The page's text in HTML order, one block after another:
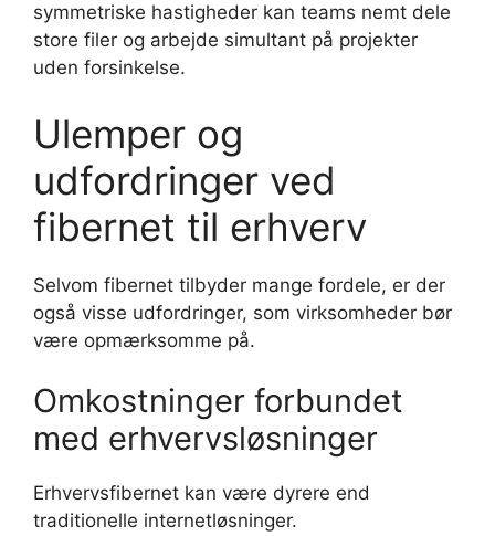
symmetriske hastigheder kan teams nemt dele
store filer og arbejde simultant på projekter
uden forsinkelse.
Ulemper og
udfordringer ved
fibernet til erhverv
Selvom fibernet tilbyder mange fordele, er der
også visse udfordringer, som virksomheder bør
være opmærksomme på.
Omkostninger forbundet
med erhvervsløsninger
Erhvervsfibernet kan være dyrere end
traditionelle internetløsninger.